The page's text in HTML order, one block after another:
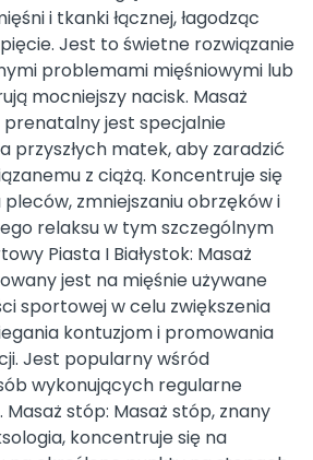
i tkanki łącznej, łagodząc
Jest to świetne rozwiązanie
problemami mięśniowymi lub
mocniejszy nacisk. Masaż
jest specjalnie
przyszłych matek, aby zaradzić
z ciążą. Koncentruje się
pleców, zmniejszaniu obrzęków i
relaksu w tym szczególnym
Piasta I Białystok: Masaż
jest na mięśnie używane
sportowej w celu zwiększenia
kontuzjom i promowania
Jest popularny wśród
wykonujących regularne
stóp: Masaż stóp, znany
koncentruje się na